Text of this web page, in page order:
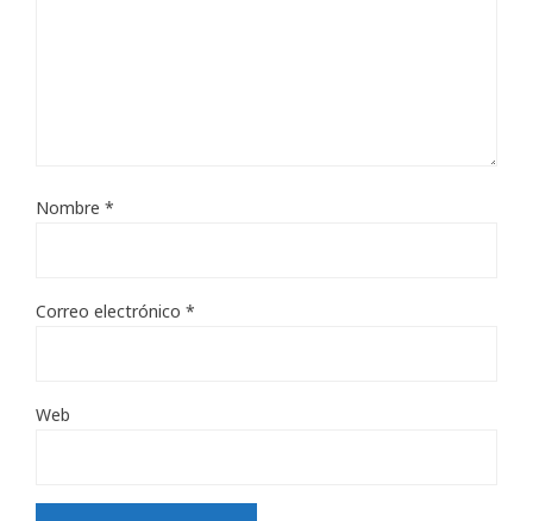
Nombre *
Correo electrónico *
Web